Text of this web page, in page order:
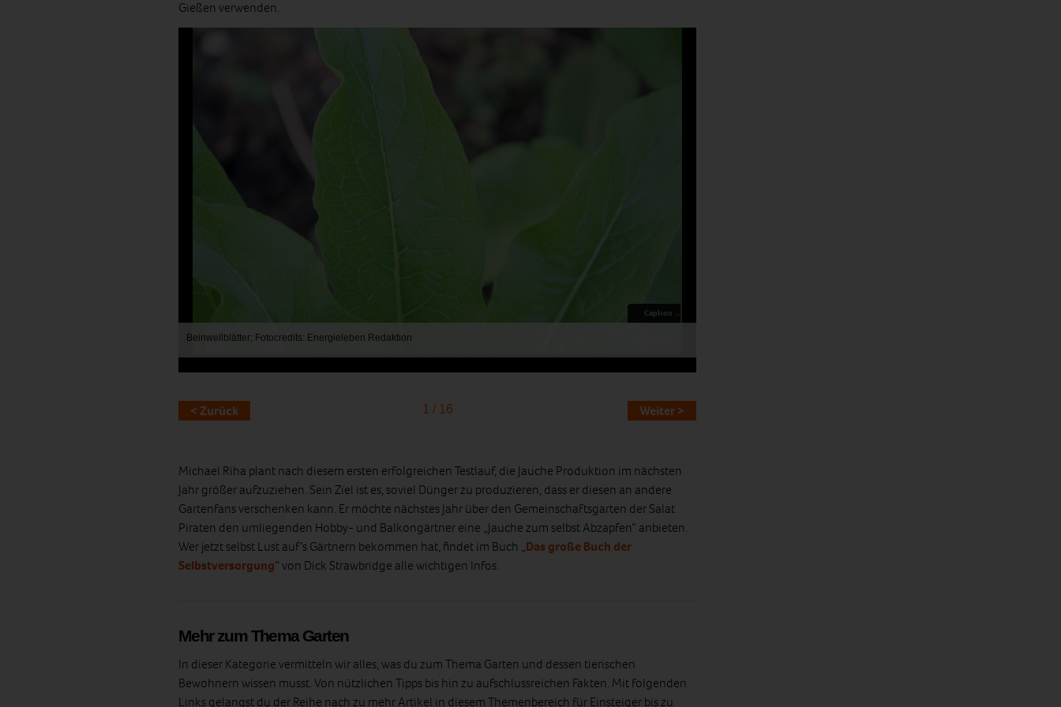
Gießen verwenden.
Caption
Beinwellblätter; Fotocredits: Energieleben Redaktion
< Zurück Weiter >
1 / 16
Michael Riha plant nach diesem ersten erfolgreichen Testlauf, die Jauche Produktion im nächsten
Jahr größer aufzuziehen. Sein Ziel ist es, soviel Dünger zu produzieren, dass er diesen an andere
Gartenfans verschenken kann. Er möchte nächstes Jahr über den Gemeinschaftsgarten der Salat
Piraten den umliegenden Hobby- und Balkongärtner eine „Jauche zum selbst Abzapfen“ anbieten.
Wer jetzt selbst Lust auf’s Gärtnern bekommen hat, findet im Buch „Das große Buch der
Selbstversorgung“ von Dick Strawbridge alle wichtigen Infos.
Mehr zum Thema Garten
In dieser Kategorie vermitteln wir alles, was du zum Thema Garten und dessen tierischen
Bewohnern wissen musst. Von nützlichen Tipps bis hin zu aufschlussreichen Fakten. Mit folgenden
Links gelangst du der Reihe nach zu mehr Artikel in diesem Themenbereich für Einsteiger bis zu